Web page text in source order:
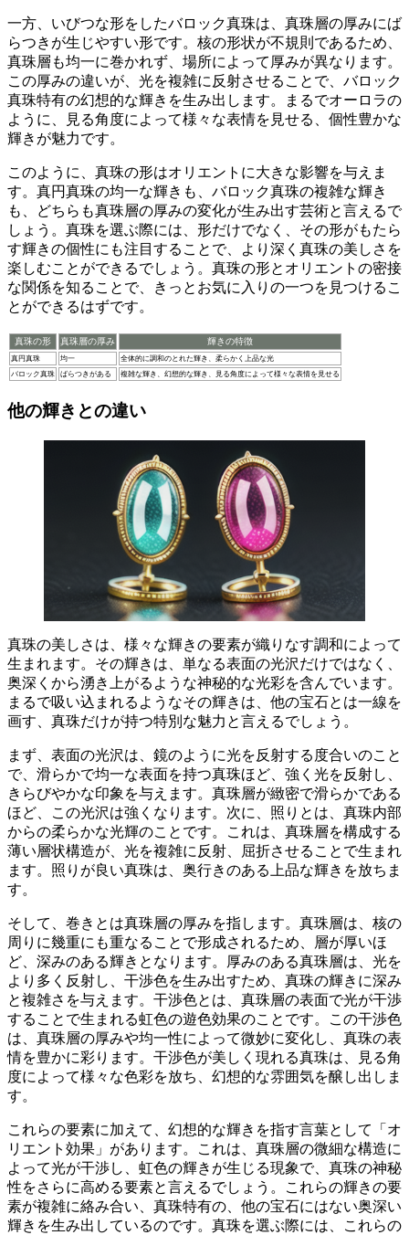
一方、いびつな形をしたバロック真珠は、真珠層の厚みにば
らつきが生じやすい形です。核の形状が不規則であるため、
真珠層も均一に巻かれず、場所によって厚みが異なります。
この厚みの違いが、 光を複雑に反射させることで、バロック
真珠特有の幻想的な輝きを生み出します。まるでオーロラの
ように、見る角度によって様々な表情を見せる、個性豊かな
輝きが魅力です。
このように、真珠の形はオリエントに大きな影響を与えま
す。真円真珠の均一な輝きも、バロック真珠の複雑な輝き
も、
どちらも真珠層の厚みの変化が生み出す芸術と言えるで
しょう。真珠を選ぶ際には、形だけでなく、その形がもたら
す輝きの個性にも注目することで、より深く真珠の美しさを
楽しむことができるでしょう。真珠の形とオリエントの密接
な関係を知ることで、きっとお気に入りの一つを見つけるこ
とができるはずです。
真珠の形 真珠層の厚み 輝きの特徴
真円真珠 均一
全体的に調和のとれた輝き、柔らかく上品な光
バロック真珠
ばらつきがある 複雑な輝き、幻想的な輝き、見る角度によって様々な表情を見せる
他の輝きとの違い
真珠の美しさは、様々な輝きの要素が織りなす調和によって
生まれます。 その輝きは、単なる表面の光沢だけではなく、
奥深くから湧き上がるような神秘的な光彩を含んでいます。
まるで吸い込まれるようなその輝きは、他の宝石とは一線を
画す、真珠だけが持つ特別な魅力と言えるでしょう。
まず、表面の光沢は、鏡のように光を反射する度合いのこと
で、滑らかで均一な表面を持つ真珠ほど、強く光を反射し、
きらびやかな印象を与えます。 真珠層が緻密で滑らかである
ほど、この光沢は強くなります。 次に、照りとは、真珠内部
からの柔らかな光輝のことです。これは、真珠層を構成する
薄い層状構造が、光を複雑に反射、屈折させることで生まれ
ます。 照りが良い真珠は、奥行きのある上品な輝きを放ちま
す。
そして、巻きとは真珠層の厚みを指します。真珠層は、核の
周りに幾重にも重なることで形成されるため、層が厚いほ
ど、深みのある輝きとなります。
厚みのある真珠層は、光を
より多く反射し、干渉色を生み出すため、真珠の輝きに深み
と複雑さを与えます。 干渉色とは、真珠層の表面で光が干渉
することで生まれる虹色の遊色効果のことです。この干渉色
は、真珠層の厚みや均一性によって微妙に変化し、真珠の表
情を豊かに彩ります。 干渉色が美しく現れる真珠は、見る角
度によって様々な色彩を放ち、幻想的な雰囲気を醸し出しま
す。
これらの要素に加えて、 幻想的な輝きを指す言葉として「オ
リエント効果」があります。
これは、真珠層の微細な構造に
よって光が干渉し、虹色の輝きが生じる現象で、真珠の神秘
性をさらに高める要素と言えるでしょう。これらの輝きの要
素が複雑に絡み合い、真珠特有の、他の宝石にはない奥深い
輝きを生み出しているのです。真珠を選ぶ際には、これらの